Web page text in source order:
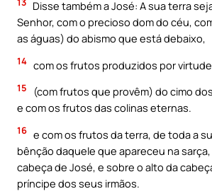
Disse também a José: A sua terra
Senhor, com o precioso dom do céu,
as águas) do abismo que está debaixo,
14 com os frutos produzidos por
15
(com frutos que provêm) do cimo
e com os frutos das colinas eternas.
16 e com os frutos da terra, de toda a
bênção daquele que apareceu na
cabeça de José, e sobre o alto da
príncipe dos seus irmãos.